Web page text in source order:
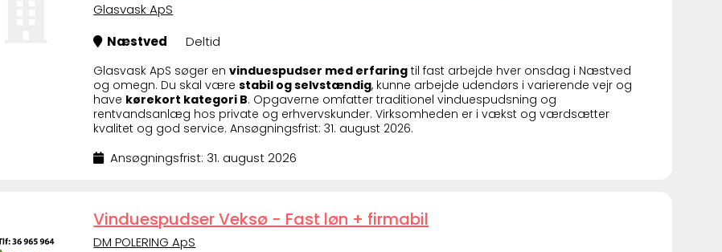
Glasvask ApS
Næstved
Deltid
Glasvask ApS søger envinduespudser med erfaring til fast arbejde hver onsdag i Næstved
og omegn. Du skal værestabil og selvstændig, kunne arbejde udendørs i varierende vejr og
have kørekort kategori B. Opgaverne omfatter traditionel vinduespudsning og
rentvandsanlæg hos private og erhvervskunder. Virksomheden er i vækst og værdsætter
kvalitet og god service. Ansøgningsfrist: 31. august 2026.
Ansøgningsfrist: 31. august 2026
Vinduespudser Veksø - Fast løn + firmabil
DM POLERING ApS